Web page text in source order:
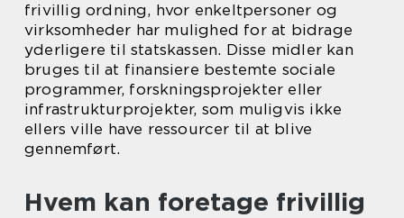
frivillig ordning, hvor enkeltpersoner og
virksomheder har mulighed for at bidrage
yderligere til statskassen. Disse midler kan
bruges til at finansiere bestemte sociale
programmer, forskningsprojekter eller
infrastrukturprojekter, som muligvis ikke
ellers ville have ressourcer til at blive
gennemført.
Hvem kan foretage frivillig